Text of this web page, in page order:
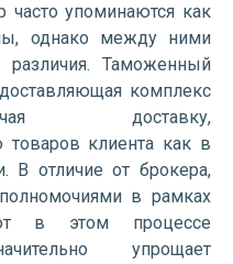
упоминаются как
однако между ними
различия. Таможенный
комплекс
доставку,
клиента как в
В отличие от брокера,
в рамках
в этом процессе
упрощает